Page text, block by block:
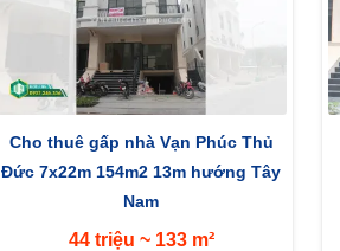
Cho thuê gấp nhà Vạn Phúc Thủ
Đức 7x22m 154m2 13m hướng Tây
Nam
44 triệu ~ 133 m²